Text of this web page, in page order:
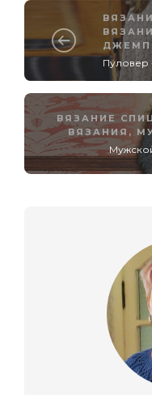
Пуловер
ВЯЗАНИЕ
ВЯЗАНИЯ ,